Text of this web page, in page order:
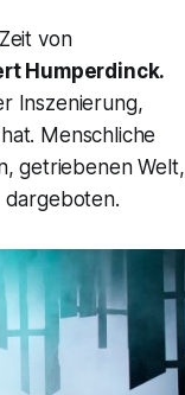
von
Humperdinck.
Inszenierung,
Menschliche
getriebenen Welt,